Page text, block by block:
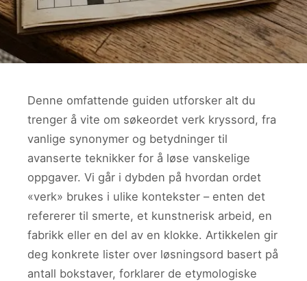
Denne omfattende guiden utforsker alt du
trenger å vite om søkeordet verk kryssord, fra
vanlige synonymer og betydninger til
avanserte teknikker for å løse vanskelige
oppgaver. Vi går i dybden på hvordan ordet
«verk» brukes i ulike kontekster – enten det
refererer til smerte, et kunstnerisk arbeid, en
fabrikk eller en del av en klokke. Artikkelen gir
deg konkrete lister over løsningsord basert på
antall bokstaver, forklarer de etymologiske